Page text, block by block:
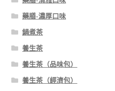
藥膳-濃厚口味
鍋煮茶
養生茶
養生茶（品味包）
養生茶（經濟包）